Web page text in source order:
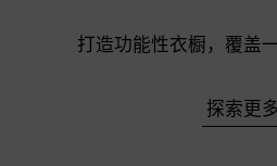
打造功能性衣橱，覆盖
探索更